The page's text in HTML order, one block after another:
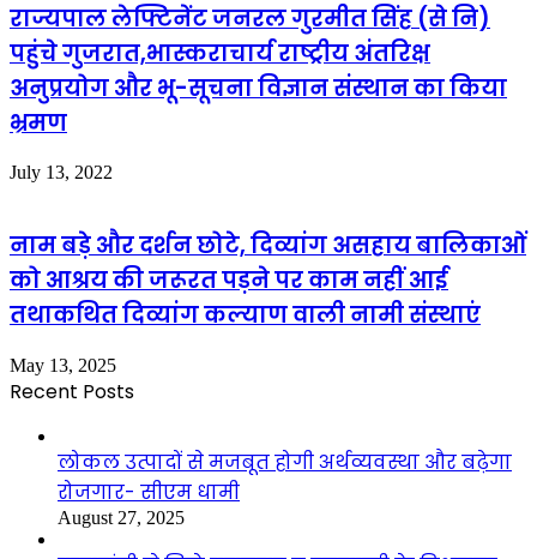
राज्यपाल लेफ्टिनेंट जनरल गुरमीत सिंह (से नि)
पहुंचे गुजरात,भास्कराचार्य राष्ट्रीय अंतरिक्ष
अनुप्रयोग और भू-सूचना विज्ञान संस्थान का किया
भ्रमण
July 13, 2022
नाम बड़े और दर्शन छोटे, दिव्यांग असहाय बालिकाओं
को आश्रय की जरूरत पड़ने पर काम नहीं आई
तथाकथित दिव्यांग कल्याण वाली नामी संस्थाएं
May 13, 2025
Recent Posts
लोकल उत्पादों से मजबूत होगी अर्थव्यवस्था और बढ़ेगा
रोजगार- सीएम धामी
August 27, 2025